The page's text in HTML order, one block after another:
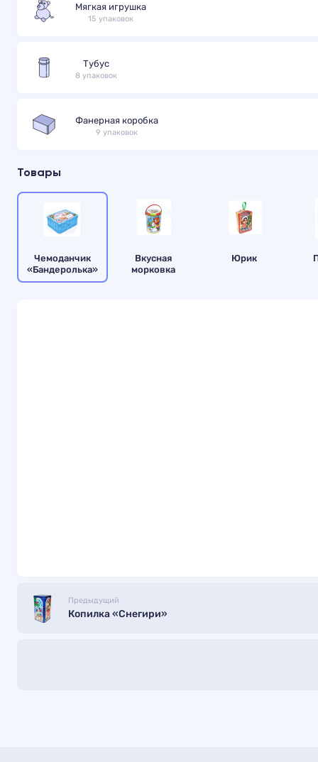
Мягкая игрушка
15 упаковок
Тубус
8 упаковок
Фанерная коробка
9 упаковок
Товары
Чемоданчик
«Бандеролька»
Вкусная
морковка
Юрик
Предыдущий
Копилка «Снегири»